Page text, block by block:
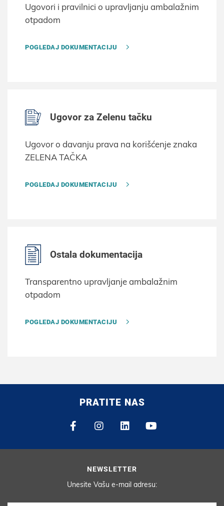
Ugovori i pravilnici o upravljanju ambalažnim
otpadom
POGLEDAJ DOKUMENTACIJU
Ugovor za Zelenu tačku
Ugovor o davanju prava na korišćenje znaka
ZELENA TAČKA
POGLEDAJ DOKUMENTACIJU
Ostala dokumentacija
Transparentno upravljanje ambalažnim
otpadom
POGLEDAJ DOKUMENTACIJU
PRATITE NAS
NEWSLETTER
Unesite Vašu e-mail adresu: